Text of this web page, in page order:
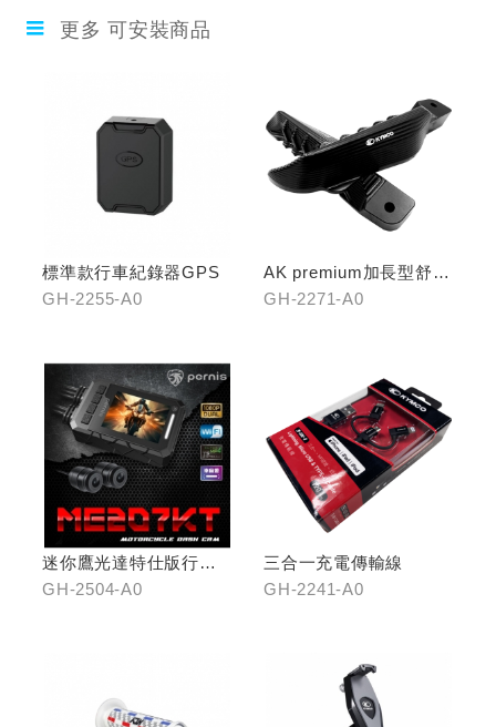
更多 可安裝商品
標準款行車紀錄器GPS
GH-2255-A0
AK premium加長型舒適
踏桿
GH-2271-A0
迷你鷹光達特仕版行車
記錄器
GH-2504-A0
三合一充電傳輸線
GH-2241-A0